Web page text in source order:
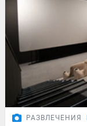
РАЗВЛЕЧЕНИЯ